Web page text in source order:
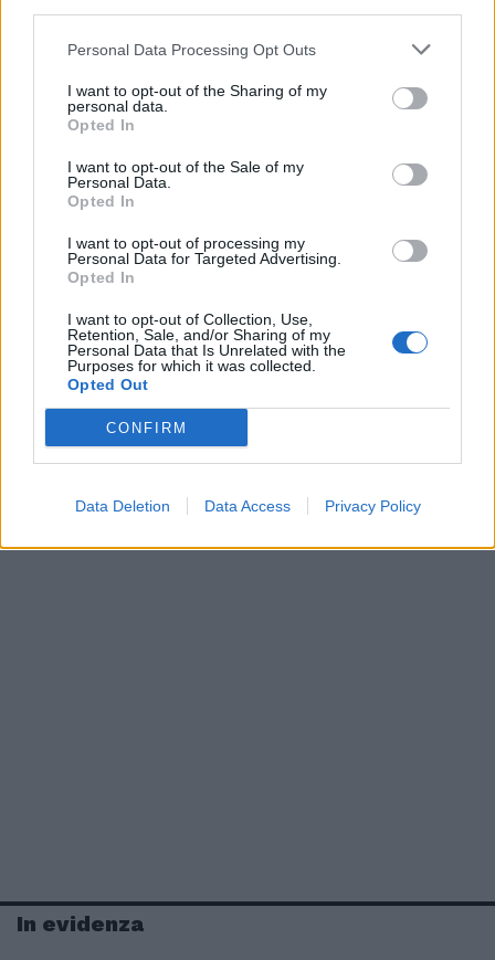
Personal Data Processing Opt Outs
I want to opt-out of the Sharing of my
personal data.
Opted In
I want to opt-out of the Sale of my
Personal Data.
Opted In
I want to opt-out of processing my
Personal Data for Targeted Advertising.
Opted In
I want to opt-out of Collection, Use,
Retention, Sale, and/or Sharing of my
Personal Data that Is Unrelated with the
Purposes for which it was collected.
Opted Out
CONFIRM
Data Deletion Data Access Privacy Policy
In evidenza